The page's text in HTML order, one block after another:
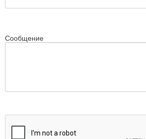
Сообщение